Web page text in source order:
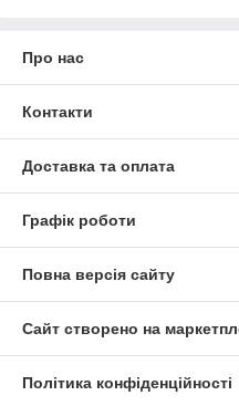
Про нас
Контакти
Доставка та оплата
Графік роботи
Повна версія сайту
Сайт створено на
Політика конфіденційності